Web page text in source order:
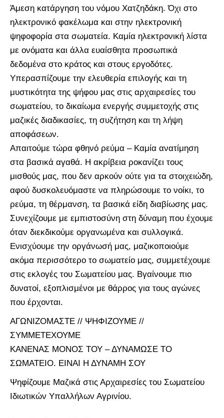
Άμεση κατάργηση του νόμου Χατζηδάκη. Όχι στο
ηλεκτρονικό φακέλωμα και στην ηλεκτρονική
ψηφοφορία στα σωματεία. Καμία ηλεκτρονική λίστα
με ονόματα και άλλα ευαίσθητα προσωπικά
δεδομένα στο κράτος και στους εργοδότες.
Υπερασπίζουμε την ελευθερία επιλογής και τη
μυστικότητα της ψήφου μας στις αρχαιρεσίες του
σωματείου, το δικαίωμα ενεργής συμμετοχής στις
μαζικές διαδικασίες, τη συζήτηση και τη λήψη
αποφάσεων.
Απαιτούμε τώρα φθηνό ρεύμα – Καμία ανατίμηση
στα βασικά αγαθά. Η ακρίβεια ροκανίζει τους
μισθούς μας, που δεν αρκούν ούτε για τα στοιχειώδη,
αφού δυσκολευόμαστε να πληρώσουμε το νοίκι, το
ρεύμα, τη θέρμανση, τα βασικά είδη διαβίωσης μας.
Συνεχίζουμε με εμπιστοσύνη στη δύναμη που έχουμε
όταν διεκδικούμε οργανωμένα και συλλογικά.
Ενισχύουμε την οργάνωσή μας, μαζικοποιούμε
ακόμα περισσότερο το σωματείο μας, συμμετέχουμε
στις εκλογές του Σωματείου μας. Βγαίνουμε πιο
δυνατοί, εξοπλισμένοι με θάρρος για τους αγώνες
που έρχονται.
ΑΓΩΝΙΖΟΜΑΣΤΕ // ΨΗΦΙΖΟΥΜΕ //
ΣΥΜΜΕΤΕΧΟΥΜΕ
ΚΑΝΕΝΑΣ ΜΟΝΟΣ ΤΟΥ – ΔΥΝΑΜΩΣΕ ΤΟ
ΣΩΜΑΤΕΙΟ. ΕΙΝΑΙ Η ΔΥΝΑΜΗ ΣΟΥ
Ψηφίζουμε Μαζικά στις Αρχαιρεσίες του Σωματείου
Ιδιωτικών Υπαλλήλων Αγρινίου.